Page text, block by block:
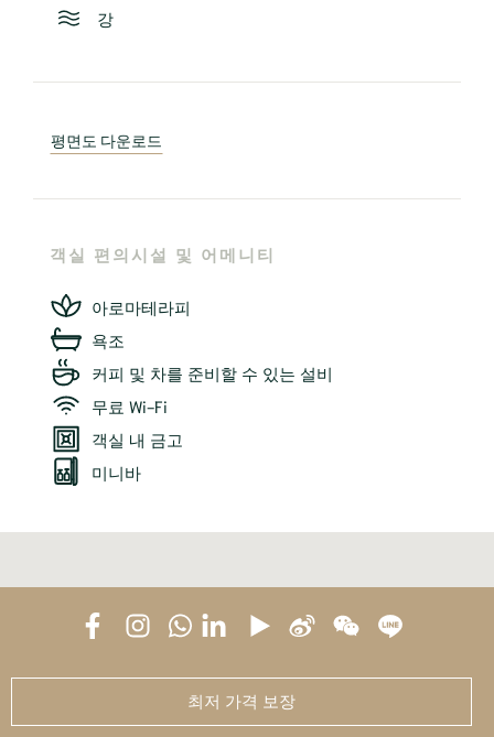
강
평면도 다운로드
객실 편의시설 및 어메니티
아로마테라피
욕조
커피 및 차를 준비할 수 있는 설비
무료 Wi-Fi
객실 내 금고
미니바
최저 가격 보장